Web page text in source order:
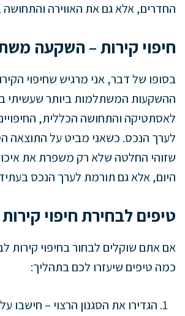
החדרים, אלא גם את האווירה והתחושה
חיפוי קירות – השקעה
בסופו של דבר, אני מרגיש שחיפוי
ההשקעות המשתלמות ביותר שעשיתי
לאסתטיקה והתחושה הכללית,
לערך הנכס. כשאני מביט על התוצאה
שזוהי החלטה שלא רק משפרת את
היום, אלא גם תורמת לערך הנכס
טיפים לבחירת חיפוי קירות
אם אתם שוקלים לבחור בחיפוי קירות
כמה טיפים שיעזרו לכם בתהליך:
הגדירו את הסגנון הרצוי –